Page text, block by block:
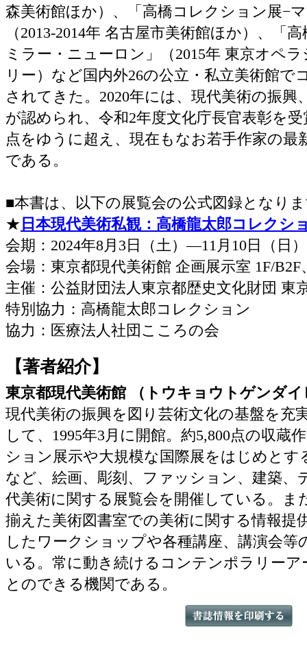
森美術館ほか）、「高橋コレクション展−
（2013-2014年 名古屋市美術館ほか）、
ミラー・ニューロン」（2015年 東京オペ
リー）など国内外26の公立・私立美術館で
されてきた。2020年には、現代美術の振興
が認められ、令和2年度文化庁長官表彰を
点をゆうに超え、現在もなお若手作家の最
である。
■本書は、以下の展覧会の公式図録となり
★ 日本現代美術私観：高橋龍太郎コレクシ
会期：2024年8月3日（土）―11月10日（日）
会場：東京都現代美術館 企画展示室 1F/
主催：公益財団法人東京都歴史文化財団 東
特別協力：高橋龍太郎コレクション
協力：医療法人社団こころの会
【著者紹介】
東京都現代美術館 （トウキョウトゲンダ
現代美術の振興を図り芸術文化の基盤を充
して、1995年3月に開館。約5,800点の収蔵
ション展示や大規模な国際展をはじめとす
など、絵画、彫刻、ファッション、建築、
代美術に関する展覧会を開催している。ま
揃えた美術図書室での美術に関する情報提
したワークショップや各種講座、講演会等
いる。常に動き続けるコンテンポラリー
とのできる機関である。